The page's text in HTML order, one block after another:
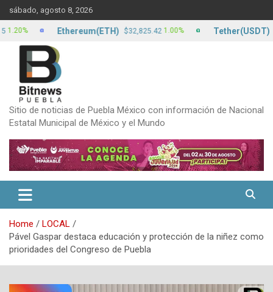
Skip
to
content
sábado, agosto 8, 2026
Sitio de noticias de Puebla México con información de Nacional
Estatal Municipal de México y el Mundo
Home
LOCAL
Pável Gaspar destaca educación y protección de la niñez como
prioridades del Congreso de Puebla
Ethereum(ETH) $32,825.42 1.00% Tether(USDT)